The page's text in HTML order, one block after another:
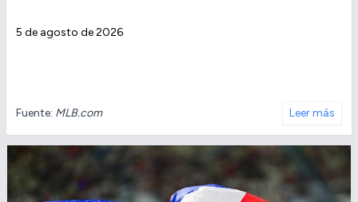
5 de agosto de 2026
Fuente: MLB.com Leer más